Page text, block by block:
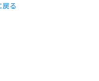
る